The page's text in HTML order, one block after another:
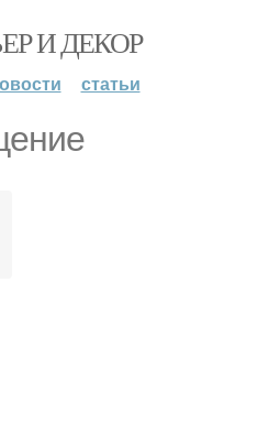
И ДЕКОР
статьи